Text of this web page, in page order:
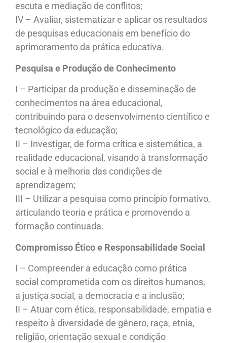
escuta e mediação de conflitos;
IV – Avaliar, sistematizar e aplicar os resultados
de pesquisas educacionais em benefício do
aprimoramento da prática educativa.
Pesquisa e Produção de Conhecimento
I – Participar da produção e disseminação de
conhecimentos na área educacional,
contribuindo para o desenvolvimento científico e
tecnológico da educação;
II – Investigar, de forma crítica e sistemática, a
realidade educacional, visando à transformação
social e à melhoria das condições de
aprendizagem;
III – Utilizar a pesquisa como princípio formativo,
articulando teoria e prática e promovendo a
formação continuada.
Compromisso Ético e Responsabilidade Social
I – Compreender a educação como prática
social comprometida com os direitos humanos,
a justiça social, a democracia e a inclusão;
II – Atuar com ética, responsabilidade, empatia e
respeito à diversidade de gênero, raça, etnia,
religião, orientação sexual e condição